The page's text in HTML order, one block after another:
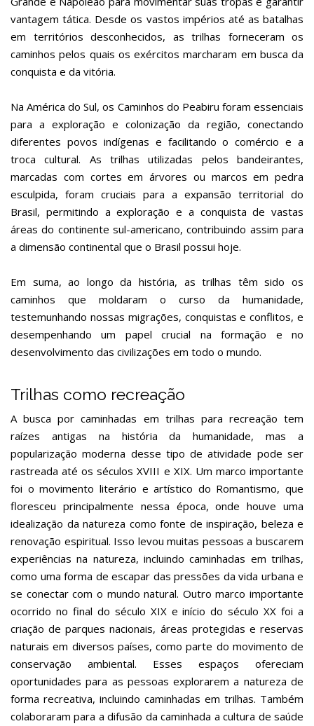
vantagem tática. Desde os vastos impérios até as batalhas
em territórios desconhecidos, as trilhas forneceram os
caminhos pelos quais os exércitos marcharam em busca da
conquista e da vitória.
Na América do Sul, os Caminhos do Peabiru foram essenciais
para a exploração e colonização da região, conectando
diferentes povos indígenas e facilitando o comércio e a
troca cultural. As trilhas utilizadas pelos bandeirantes,
marcadas com cortes em árvores ou marcos em pedra
esculpida, foram cruciais para a expansão territorial do
Brasil, permitindo a exploração e a conquista de vastas
áreas do continente sul-americano, contribuindo assim para
a dimensão continental que o Brasil possui hoje.
Em suma, ao longo da história, as trilhas têm sido os
caminhos que moldaram o curso da humanidade,
testemunhando nossas migrações, conquistas e conflitos, e
desempenhando um papel crucial na formação e no
desenvolvimento das civilizações em todo o mundo.
Trilhas como recreação
A busca por caminhadas em trilhas para recreação tem
raízes antigas na história da humanidade, mas a
popularização moderna desse tipo de atividade pode ser
rastreada até os séculos XVIII e XIX. Um marco importante
foi o movimento literário e artístico do Romantismo, que
floresceu principalmente nessa época, onde houve uma
idealização da natureza como fonte de inspiração, beleza e
renovação espiritual. Isso levou muitas pessoas a buscarem
experiências na natureza, incluindo caminhadas em trilhas,
como uma forma de escapar das pressões da vida urbana e
se conectar com o mundo natural. Outro marco importante
ocorrido no final do século XIX e início do século XX foi a
criação de parques nacionais, áreas protegidas e reservas
naturais em diversos países, como parte do movimento de
conservação ambiental. Esses espaços ofereciam
oportunidades para as pessoas explorarem a natureza de
forma recreativa, incluindo caminhadas em trilhas. Também
colaboraram para a difusão da caminhada a cultura de saúde